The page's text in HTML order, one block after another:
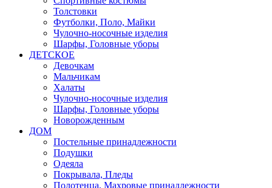
Толстовки
Футболки, Поло, Майки
Чулочно-носочные изделия
Шарфы, Головные уборы
ДЕТСКОЕ
Девочкам
Мальчикам
Халаты
Чулочно-носочные изделия
Шарфы, Головные уборы
Новорожденным
ДОМ
Постельные принадлежности
Подушки
Одеяла
Покрывала, Пледы
Полотенца, Махровые принадлежности